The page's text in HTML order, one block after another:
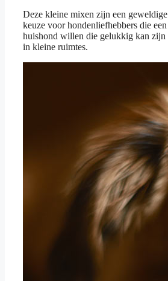
Deze kleine mixen zijn een geweldige
keuze voor hondenliefhebbers die een
huishond willen die gelukkig kan zijn
in kleine ruimtes.